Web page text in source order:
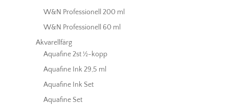
W&N Professionell 200 ml
W&N Professionell 60 ml
Akvarellfärg
Aquafine 2st ½-kopp
Aquafine Ink 29,5 ml
Aquafine Ink Set
Aquafine Set